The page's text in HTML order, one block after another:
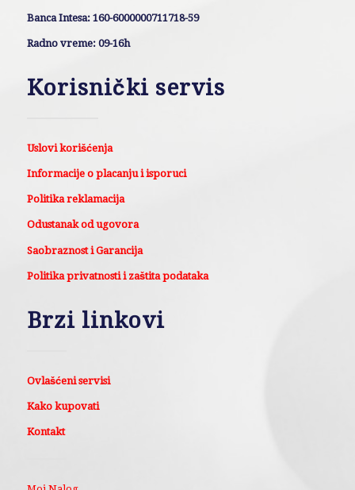
Banca Intesa: 160-6000000711718-59
Radno vreme: 09-16h
Korisnički servis
Uslovi korišćenja
Informacije o placanju i isporuci
Politika reklamacija
Odustanak od ugovora
Saobraznost i Garancija
Politika privatnosti i zaštita podataka
Brzi linkovi
Ovlašćeni servisi
Kako kupovati
Kontakt